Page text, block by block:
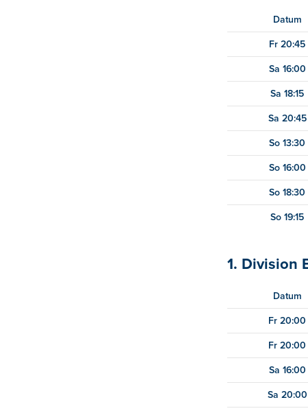
Datum
Fr 20:45
Sa 16:00
Sa 18:15
Sa 20:45
So 13:30
So 16:00
So 18:30
So 19:15
1. Division
Datum
Fr 20:00
Fr 20:00
Sa 16:00
Sa 20:00